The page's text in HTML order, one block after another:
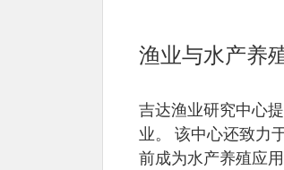
渔业与水产养
吉达渔业研究中心
业。 该中心还致力
前成为水产养殖应